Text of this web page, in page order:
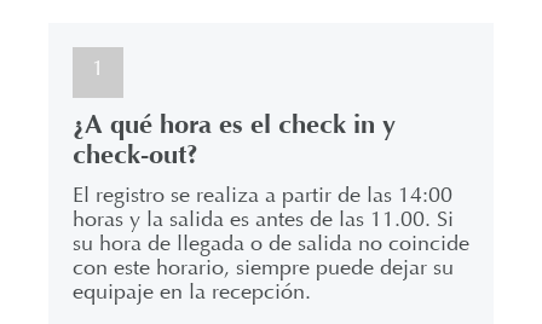
1
¿A qué hora es el check in y
check-out?
El registro se realiza a partir de las 14:00
horas y la salida es antes de las 11.00. Si
su hora de llegada o de salida no coincide
con este horario, siempre puede dejar su
equipaje en la recepción.